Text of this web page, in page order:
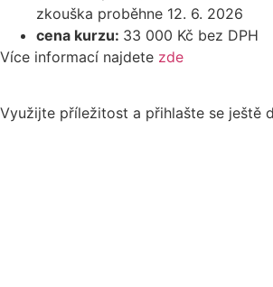
zkouška proběhne 12. 6. 2026
cena kurzu: 33 000 Kč bez DPH
Více informací najdete zde
Využijte příležitost a přihlašte se ještě